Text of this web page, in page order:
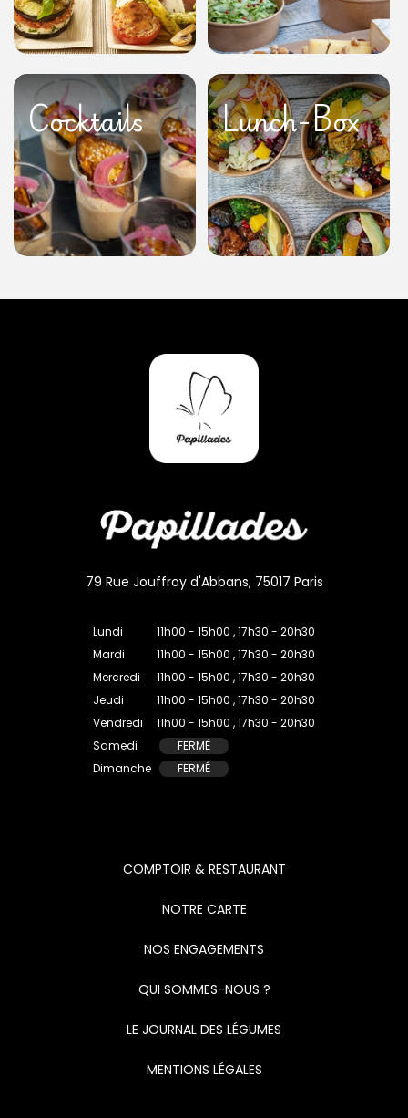
Cocktails Lunch-Box
79 Rue Jouffroy d'Abbans, 75017 Paris
Lundi
11h00 - 15h00 , 17h30 - 20h30
Mardi
11h00 - 15h00 , 17h30 - 20h30
Mercredi
11h00 - 15h00 , 17h30 - 20h30
Jeudi
11h00 - 15h00 , 17h30 - 20h30
Vendredi
11h00 - 15h00 , 17h30 - 20h30
Samedi
FERMÉ
Dimanche
FERMÉ
COMPTOIR & RESTAURANT
NOTRE CARTE
NOS ENGAGEMENTS
QUI SOMMES-NOUS ?
LE JOURNAL DES LÉGUMES
MENTIONS LÉGALES